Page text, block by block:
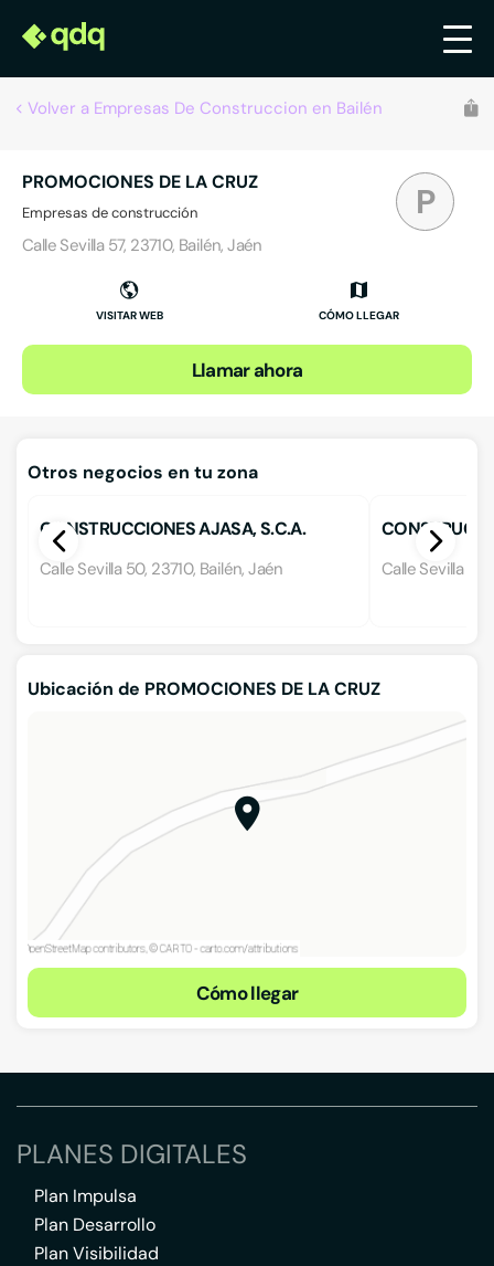
Volver a Empresas De Construccion en Bailén
P
PROMOCIONES DE LA CRUZ
Empresas de construcción
Calle Sevilla 57, 23710, Bailén, Jaén
VISITAR WEB CÓMO LLEGAR
Llamar ahora
Otros negocios en tu zona
CONSTRUCCIONES AJASA, S.C.A.
Calle Sevilla 50, 23710, Bailén, Jaén Calle Sevilla 12,
Ubicación de PROMOCIONES DE LA CRUZ
Cómo llegar
PLANES DIGITALES
Plan Impulsa
Plan Desarrollo
Plan Visibilidad